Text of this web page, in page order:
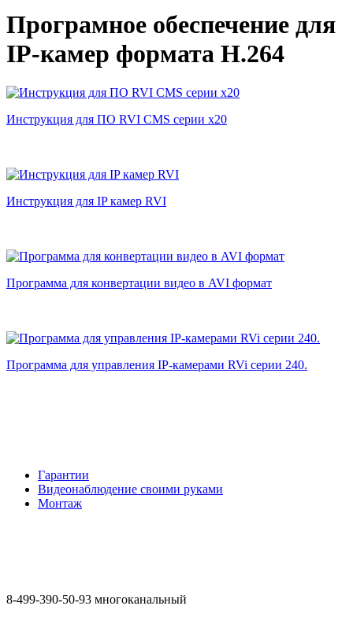
Програмное обеспечение для
IP-камер формата H.264
Инструкция для ПО RVI CMS серии х20
Инструкция для IP камер RVI
Программа для конвертации видео в AVI формат
Программа для управления IP-камерами RVi серии 240.
Гарантии
Видеонаблюдение своими руками
Монтаж
8-499-390-50-93 многоканальный